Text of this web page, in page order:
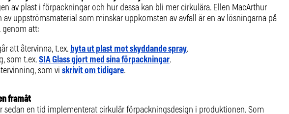
av plast i förpackningar och hur dessa kan bli mer cirkulära. Ellen MacArthur
uppströmsmaterial som minskar uppkomsten av avfall är en av lösningarna på
genom att:
att återvinna, t.ex. byta ut plast mot skyddande spray.
som t.ex. SIA Glass gjort med sina förpackningar.
som vi skrivit om tidigare.
framåt
sedan en tid implementerat cirkulär förpackningsdesign i produktionen. Som